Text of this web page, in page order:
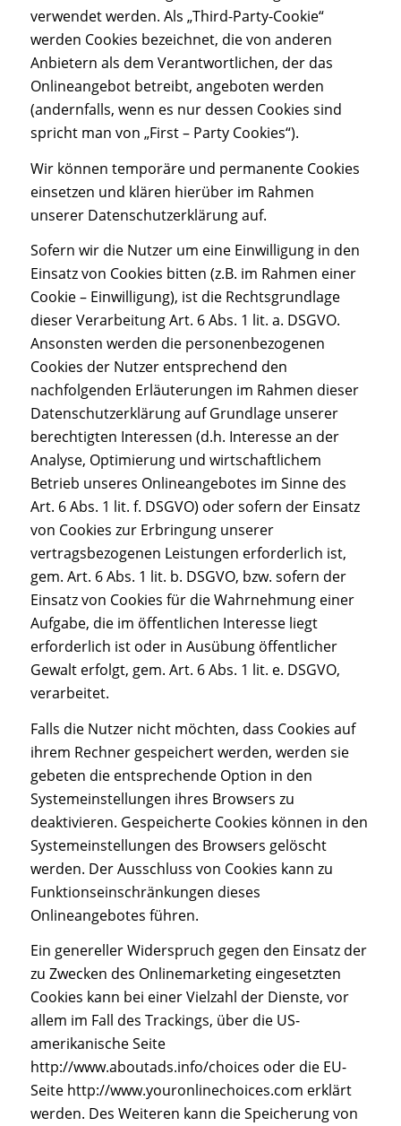
verwendet werden. Als „Third-Party-Cookie“
werden Cookies bezeichnet, die von anderen
Anbietern als dem Verantwortlichen, der das
Onlineangebot betreibt, angeboten werden
(andernfalls, wenn es nur dessen Cookies sind
spricht man von „First – Party Cookies“).
Wir können temporäre und permanente Cookies
einsetzen und klären hierüber im Rahmen
unserer Datenschutzerklärung auf.
Sofern wir die Nutzer um eine Einwilligung in den
Einsatz von Cookies bitten (z.B. im Rahmen einer
Cookie – Einwilligung), ist die Rechtsgrundlage
dieser Verarbeitung Art. 6 Abs. 1 lit. a. DSGVO.
Ansonsten werden die personenbezogenen
Cookies der Nutzer entsprechend den
nachfolgenden Erläuterungen im Rahmen dieser
Datenschutzerklärung auf Grundlage unserer
berechtigten Interessen (d.h. Interesse an der
Analyse, Optimierung und wirtschaftlichem
Betrieb unseres Onlineangebotes im Sinne des
Art. 6 Abs. 1 lit. f. DSGVO) oder sofern der Einsatz
von Cookies zur Erbringung unserer
vertragsbezogenen Leistungen erforderlich ist,
gem. Art. 6 Abs. 1 lit. b. DSGVO, bzw. sofern der
Einsatz von Cookies für die Wahrnehmung einer
Aufgabe, die im öffentlichen Interesse liegt
erforderlich ist oder in Ausübung öffentlicher
Gewalt erfolgt, gem. Art. 6 Abs. 1 lit. e. DSGVO,
verarbeitet.
Falls die Nutzer nicht möchten, dass Cookies auf
ihrem Rechner gespeichert werden, werden sie
gebeten die entsprechende Option in den
Systemeinstellungen ihres Browsers zu
deaktivieren. Gespeicherte Cookies können in den
Systemeinstellungen des Browsers gelöscht
werden. Der Ausschluss von Cookies kann zu
Funktionseinschränkungen dieses
Onlineangebotes führen.
Ein genereller Widerspruch gegen den Einsatz der
zu Zwecken des Onlinemarketing eingesetzten
Cookies kann bei einer Vielzahl der Dienste, vor
allem im Fall des Trackings, über die US-
amerikanische Seite
http://www.aboutads.info/choices oder die EU-
Seite http://www.youronlinechoices.com erklärt
werden. Des Weiteren kann die Speicherung von